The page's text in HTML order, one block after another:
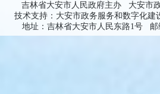
吉林省大安市人民政府主办 大安市
技术支持：大安市政务服务和数字化
地址：吉林省大安市人民东路1号